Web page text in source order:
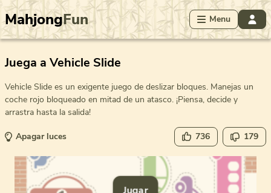
MahjongFun Menu
Juega a Vehicle Slide
Vehicle Slide es un exigente juego de deslizar bloques. Manejas un
coche rojo bloqueado en mitad de un atasco. ¡Piensa, decide y
arrastra hasta la salida!
Apagar luces 736 179